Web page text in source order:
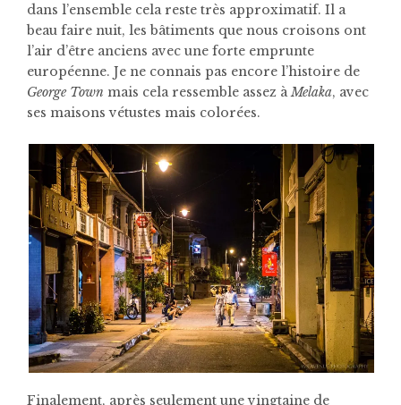
dans l’ensemble cela reste très approximatif. Il a
beau faire nuit, les bâtiments que nous croisons ont
l’air d’être anciens avec une forte emprunte
européenne. Je ne connais pas encore l’histoire de
George Town mais cela ressemble assez à Melaka, avec
ses maisons vétustes mais colorées.
Finalement, après seulement une vingtaine de